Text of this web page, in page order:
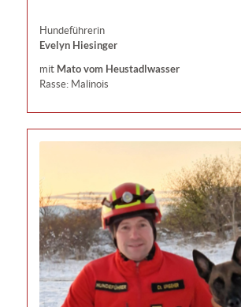
Hundeführerin
Evelyn Hiesinger
mit Mato vom Heustadlwasser
Rasse: Malinois